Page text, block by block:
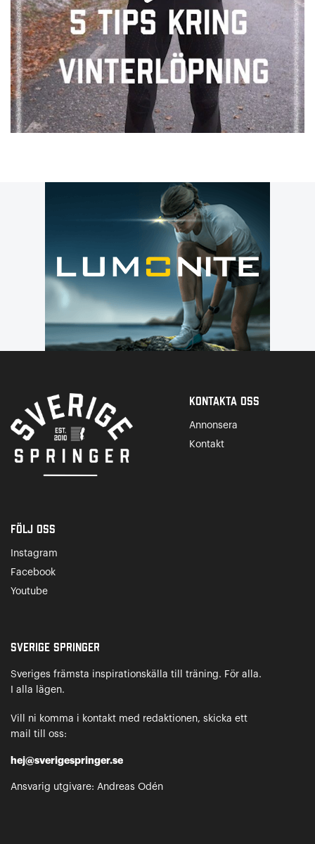
Kontakta Oss
Annonsera
Kontakt
Följ oss
Instagram
Facebook
Youtube
Sverige Springer
Sveriges främsta inspirationskälla till träning. För alla.
I alla lägen.
Vill ni komma i kontakt med redaktionen, skicka ett
mail till oss:
hej@sverigespringer.se
Ansvarig utgivare: Andreas Odén